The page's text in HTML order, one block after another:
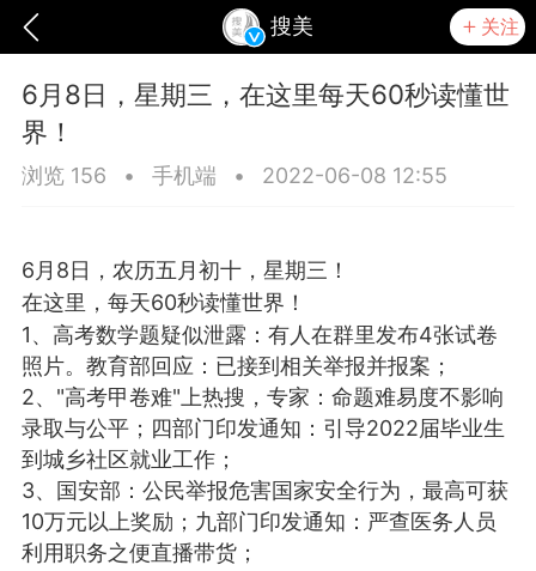
搜美 关注
爆汗熊 芯诗妍 TONGYANMEI
卡卡动能素 卡卡美业
6月8日，星期三，在这里每天60秒读懂世
界！
浏览 156 • 手机端 • 2022-06-08 12:55
6月8日，农历五月初十，星期三！
在这里，每天60秒读懂世界！
1、高考数学题疑似泄露：有人在群里发布4张试卷
照片。教育部回应：已接到相关举报并报案；
2、"高考甲卷难"上热搜，专家：命题难易度不影响
录取与公平；四部门印发通知：引导2022届毕业生
到城乡社区就业工作；
3、国安部：公民举报危害国家安全行为，最高可获
10万元以上奖励；九部门印发通知：严查医务人员
利用职务之便直播带货；